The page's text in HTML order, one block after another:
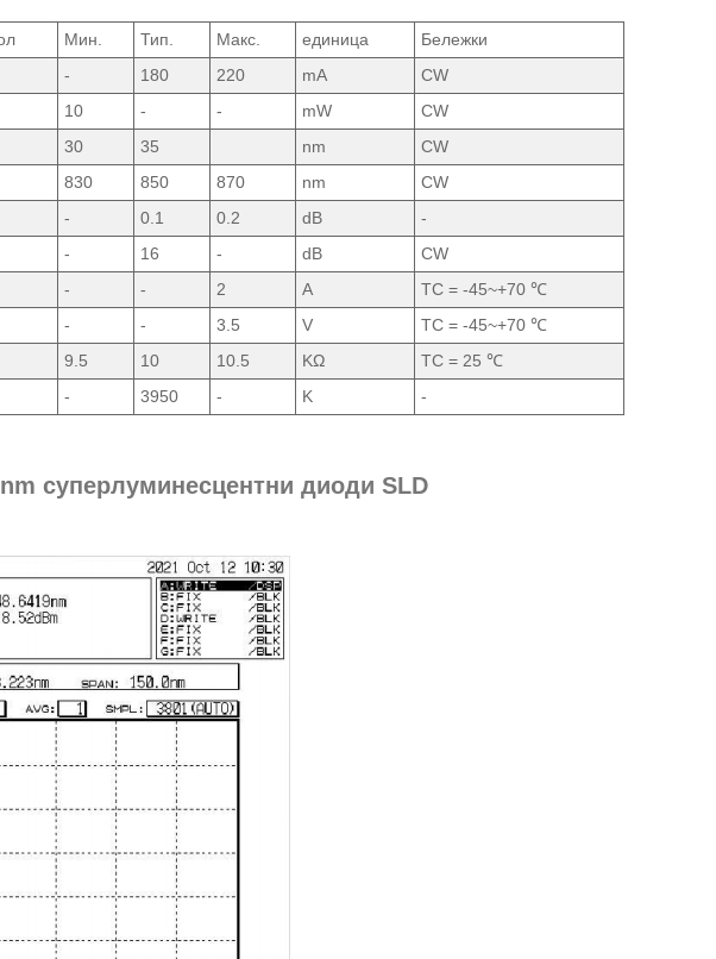
Мин. Тип. Макс. единица
Бележки
- 180 220 mA
CW
10 - - mW
CW
30 35 nm
CW
830 850 870 nm
CW
- 0.1 0.2 dB
-
- 16 - dB
CW
- - 2 A
TC = -45~+70 ℃
- - 3.5 V
TC = -45~+70 ℃
9.5 10 10.5 KΩ
TC = 25 ℃
- 3950 - K -
суперлуминесцентни диоди SLD